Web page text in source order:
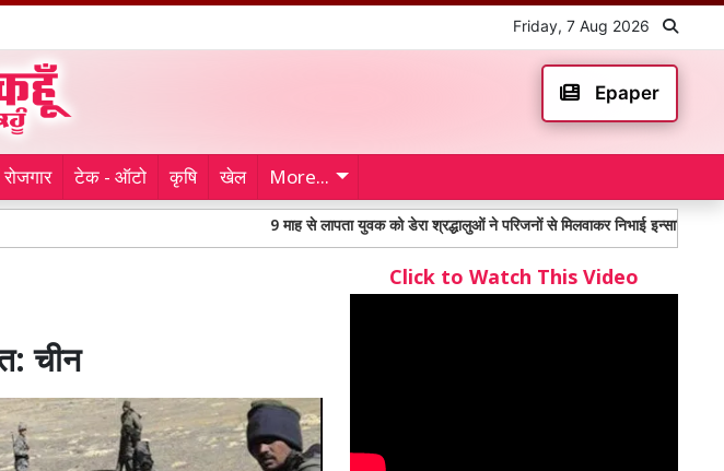
Friday, 7 Aug 2026
Epaper
रोजगार टेक - ऑटो कृषि खेल More...
9 माह से लापता युवक को डेरा श्रद्धालुओं ने परिजनों से मिलवाकर निभाई इन्सानियत
चीन
Click to Watch This Video